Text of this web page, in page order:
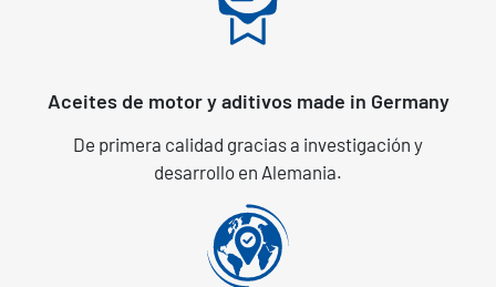
Aceites de motor y aditivos made in Germany
De primera calidad gracias a investigación y
desarrollo en Alemania.